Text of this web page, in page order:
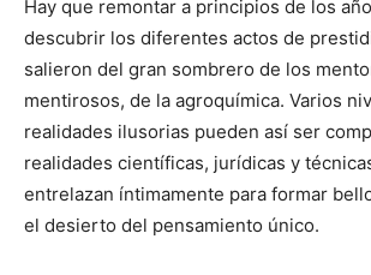
Hay que remontar a principios de los
descubrir los diferentes actos de
salieron del gran sombrero de los
mentirosos, de la agroquímica. Varios
realidades ilusorias pueden así ser
realidades científicas, jurídicas y
entrelazan íntimamente para formar
el desierto del pensamiento único.